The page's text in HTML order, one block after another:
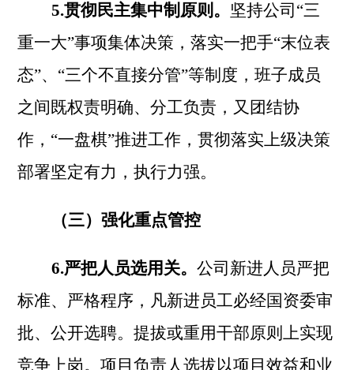
5.贯彻民主集中制原则。 坚持公司 “三
重一大”事项集体决策，落实一把手“末位表
态”、 “三个不直接分管”等制度，班子成员
之间既权责明确、分工负责，又团结协
作， “一盘棋”推进工作，贯彻落实上级决策
部署坚定有力，执行力强。
（三）强化重点管控
6.严把人员选用关。公司新进人员严把
标准、严格程序，凡新进员工必经国资委审
批、公开选聘。提拔或重用干部原则上实现
竞争上岗。项目负责人选拔以项目效益和业